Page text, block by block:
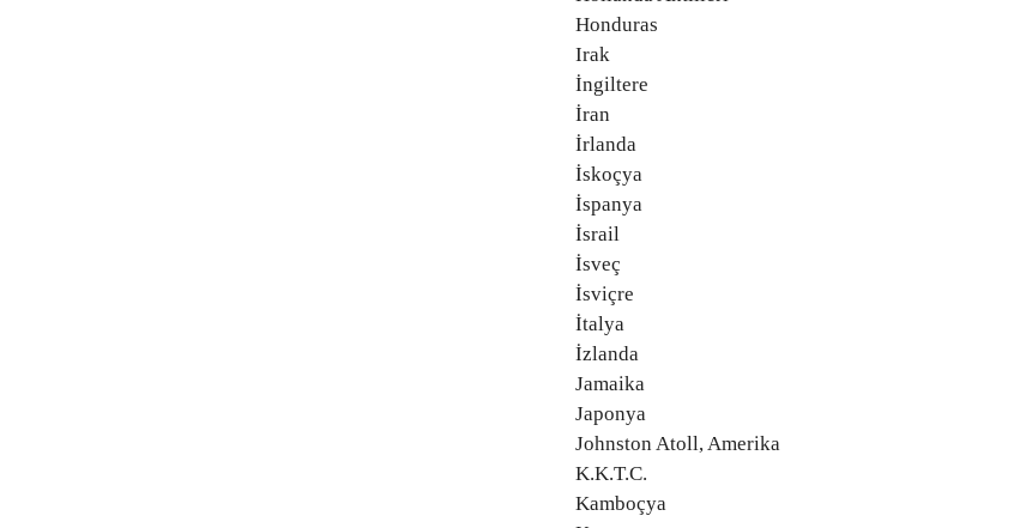
Honduras
Irak
İngiltere
İran
İrlanda
İskoçya
İspanya
İsrail
İsveç
İsviçre
İtalya
İzlanda
Jamaika
Japonya
Johnston Atoll, Amerika
K.K.T.C.
Kamboçya